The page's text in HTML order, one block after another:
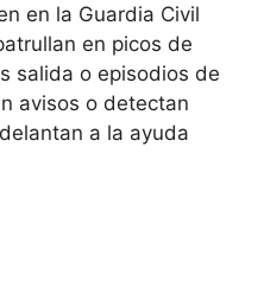
en la Guardia Civil
en picos de
salida o episodios de
avisos o detectan
a la ayuda